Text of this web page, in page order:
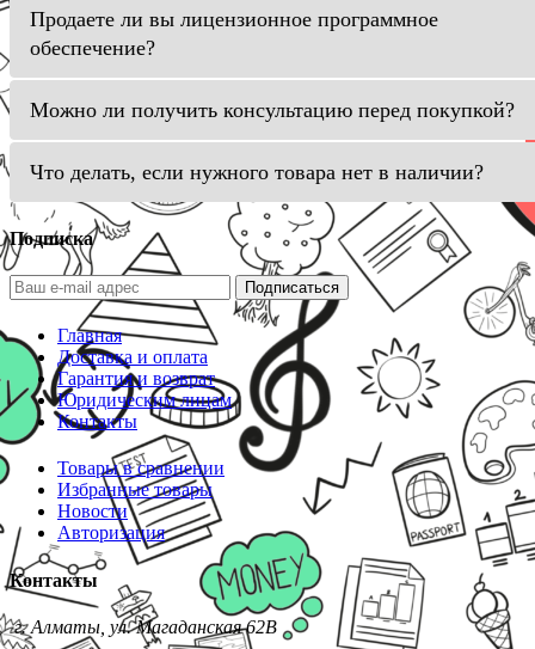
Продаете ли вы лицензионное программное
обеспечение?
Можно ли получить консультацию перед покупкой?
Что делать, если нужного товара нет в наличии?
Подписка
Подписаться
Главная
Доставка и оплата
Гарантия и возврат
Юридическим лицам
Контакты
Товары в сравнении
Избранные товары
Новости
Авторизация
Контакты
г. Алматы, ул. Магаданская 62В